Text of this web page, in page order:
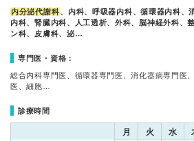
内分泌代謝科、内科、呼吸器内科、循環器内科、
内科、腎臓内科、人工透析、外科、脳神経外科、
ン科、皮膚科、泌…
専門医・資格：
総合内科専門医、循環器専門医、消化器病専門医
医、細胞…
診療時間
月 火 水